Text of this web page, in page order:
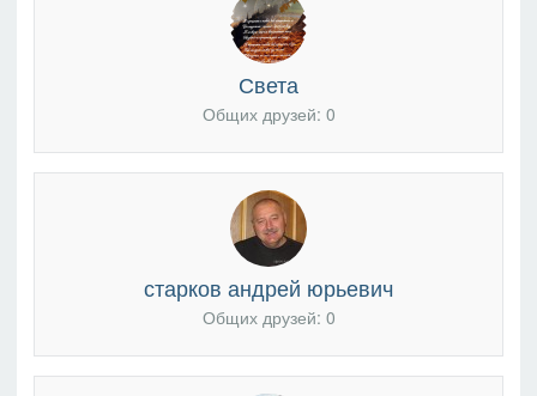
Света
Общих друзей: 0
старков андрей юрьевич
Общих друзей: 0